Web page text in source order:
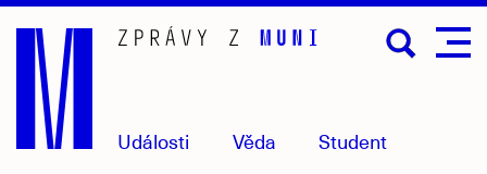
Přejít
hlavní
obsah
Události Věda Student